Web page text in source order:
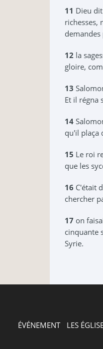
11 Dieu
richesses,
12 la
gloire,
13
Et il régna
14
qu'il plaça
15 Le roi
que les
16 C'était
chercher
17 on
cinquante
Syrie.
ÉVÉNEMENT- LES